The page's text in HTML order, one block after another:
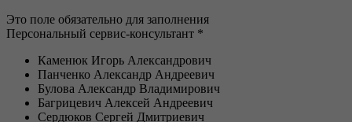
Это поле обязательно для заполнения
Персональный сервис-консультант *
Каменюк Игорь Александрович
Панченко Александр Андреевич
Булова Александр Владимирович
Багрицевич Алексей Андреевич
Сердюков Сергей Дмитриевич